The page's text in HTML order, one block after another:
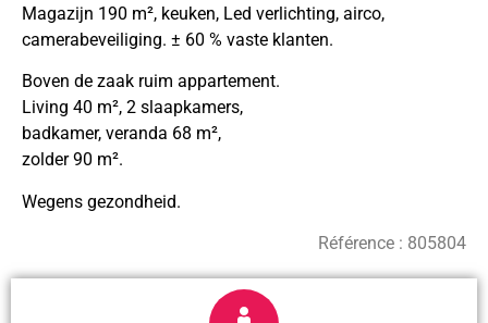
Magazijn 190 m², keuken, Led verlichting, airco,
camerabeveiliging. ± 60 % vaste klanten.
Boven de zaak ruim appartement.
Living 40 m², 2 slaapkamers,
badkamer, veranda 68 m²,
zolder 90 m².
Wegens gezondheid.
Référence : 805804